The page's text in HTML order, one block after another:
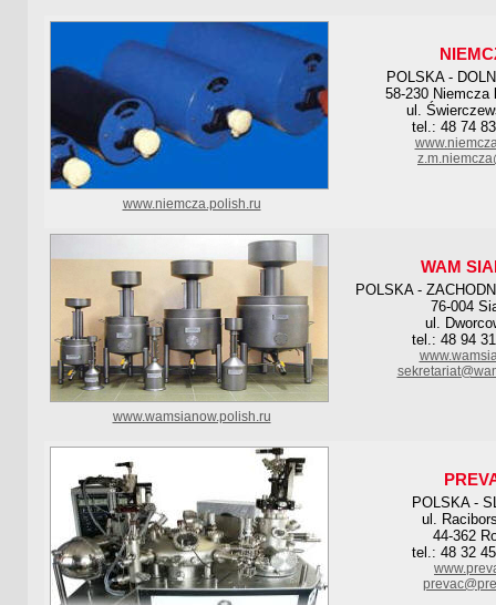
POLSKA -
58-230 Niemcza
ul.
tel.: 48 74
www.niemcza.polish.ru
WAM
POLSKA -
76-004
ul.
tel.: 48 94
www.wamsianow.polish.ru
POLSKA -
ul.
44-362
tel.: 48 32